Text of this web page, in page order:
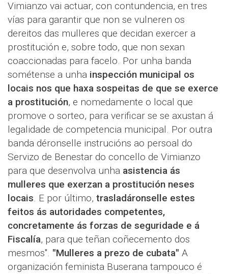
Vimianzo vai actuar, con contundencia, en tres
vías para garantir que non se vulneren os
dereitos das mulleres que decidan exercer a
prostitución e, sobre todo, que non sexan
coaccionadas para facelo. Por unha banda
sométense a unha inspección municipal os
locais nos que haxa sospeitas de que se exerce
a prostitución, e nomedamente o local que
promove o sorteo, para verificar se se axustan á
legalidade de competencia municipal. Por outra
banda déronselle instrucións ao persoal do
Servizo de Benestar do concello de Vimianzo
para que desenvolva unha asistencia ás
mulleres que exerzan a prostitución neses
locais. E por último, trasladáronselle estes
feitos ás autoridades competentes,
concretamente ás forzas de seguridade e á
Fiscalía, para que teñan coñecemento dos
mesmos". "Mulleres a prezo de cubata" A
organización feminista Buserana tampouco é